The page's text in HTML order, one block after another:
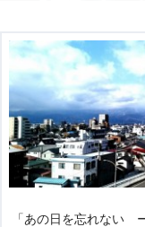
「あの日を忘れない